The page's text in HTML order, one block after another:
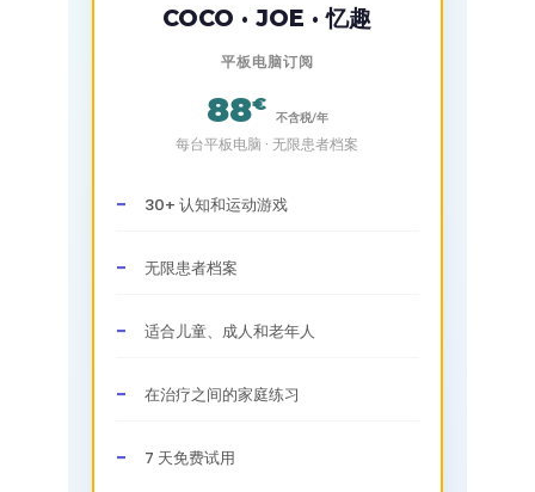
COCO · JOE · 忆趣
平板电脑订阅
88€
不含税/年
每台平板电脑 · 无限患者档案
30+ 认知和运动游戏
无限患者档案
适合儿童、成人和老年人
在治疗之间的家庭练习
7 天免费试用